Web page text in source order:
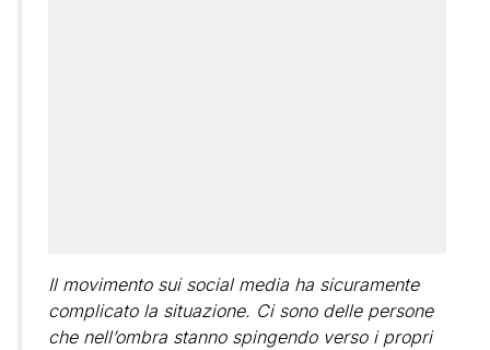
Il movimento sui social media ha sicuramente
complicato la situazione. Ci sono delle persone
che nell’ombra stanno spingendo verso i propri